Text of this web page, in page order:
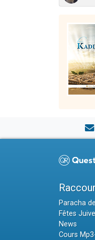
Paracha
Fêtes
News
Cours